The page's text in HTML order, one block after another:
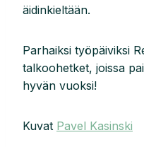
äidinkieltään.
Parhaiksi työpäiviksi
talkoohetket, joissa
hyvän vuoksi!
Kuvat Pavel Kasinski